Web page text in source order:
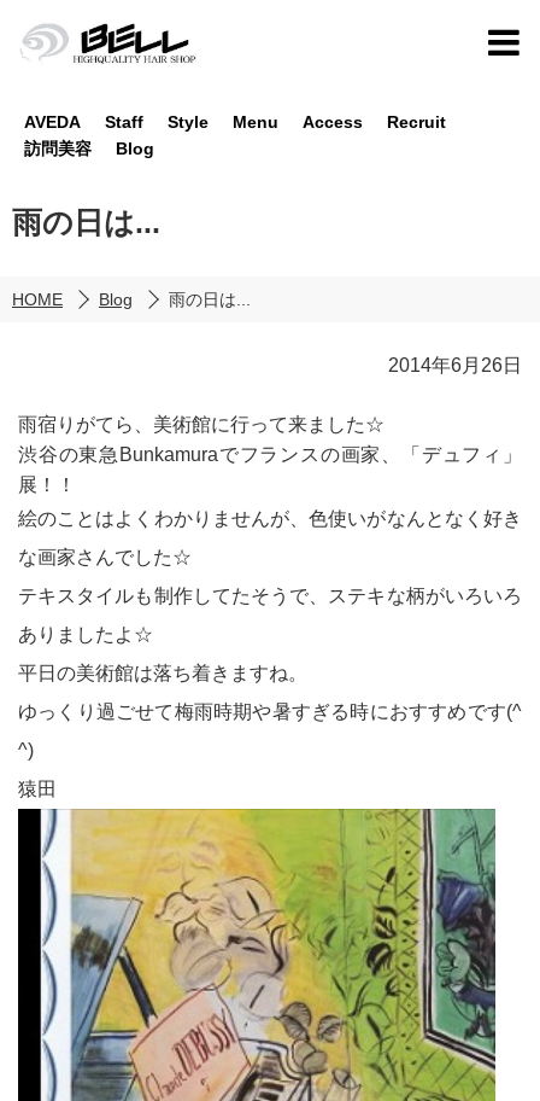
AVEDA Staff Style Menu Access
Recruit
訪問美容
Blog
雨の日は...
HOME Blog 雨の日は...
2014年6月26日
雨宿りがてら、美術館に行って来ました☆
渋谷の東急Bunkamuraでフランスの画家、「デュフィ」
展！！
絵のことはよくわかりませんが、色使いがなんとなく好き
な画家さんでした☆
テキスタイルも制作してたそうで、ステキな柄がいろいろ
ありましたよ☆
平日の美術館は落ち着きますね。
ゆっくり過ごせて梅雨時期や暑すぎる時におすすめです(^
^)
猿田